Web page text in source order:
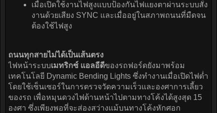
เมื่อเปิดใช้งานไฟสูงแบบป้องกันไฟแยงตาผ่านระบบสั่ง
งานด้วยเสียง SYNC และเมื่ออยู่ในสภาพถนนที่มืดจน
ต้องใช้ไฟสูง
ถนนทุกสายไม่ได้เป็นเส้นตรง
ไฟหน้าระบบเมทริกซ์ แอลอีดีของรถฟอร์ดยังมาพร้อม
เทคโนโลยี Dynamic Bending Lights ซึ่งทำงานเมื่อเปิดไฟต่ำ
โดยใช้เซ็นเซอร์ในการตรวจวัดความเร็วและองศาการเลี้ยว
ของรถ เพื่อหมุนดวงไฟด้านหน้าไปตามทางโค้งได้สูงสุด 15
องศา ซึ่งเพียงพอที่จะส่องสว่างแม้บนทางโค้งหักศอก